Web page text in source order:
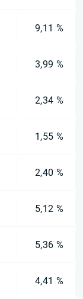
9,11 %
3,99 %
2,34 %
1,55 %
2,40 %
5,12 %
5,36 %
4,41 %